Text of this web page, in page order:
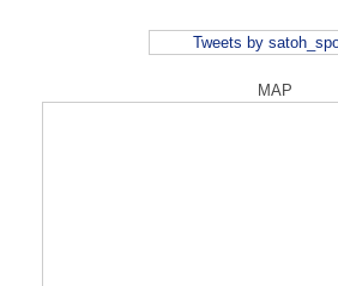
Tweets by
MAP